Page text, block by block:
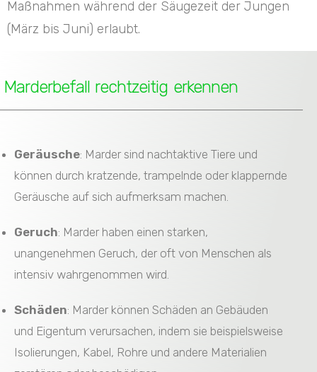
Maßnahmen während der Säugezeit der Jungen
(März bis Juni) erlaubt.
Marderbefall rechtzeitig erkennen
Geräusche: Marder sind nachtaktive Tiere und
können durch kratzende, trampelnde oder klappernde
Geräusche auf sich aufmerksam machen.
Geruch: Marder haben einen starken,
unangenehmen Geruch, der oft von Menschen als
intensiv wahrgenommen wird.
Schäden: Marder können Schäden an Gebäuden
und Eigentum verursachen, indem sie beispielsweise
Isolierungen, Kabel, Rohre und andere Materialien